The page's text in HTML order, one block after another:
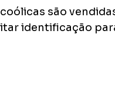
são
identificação